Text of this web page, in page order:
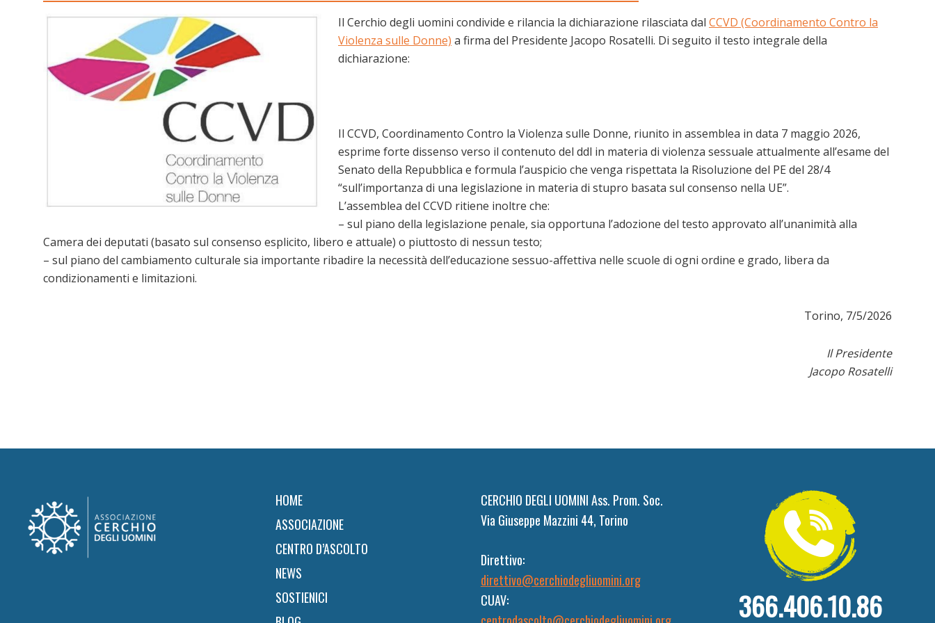
Il Cerchio degli uomini condivide e rilancia la dichiarazione rilasciata dal CCVD (Coordinamento Contro la
Violenza sulle Donne) a firma del Presidente Jacopo Rosatelli. Di seguito il testo integrale della
dichiarazione:
Il CCVD, Coordinamento Contro la Violenza sulle Donne, riunito in assemblea in data 7 maggio 2026,
esprime forte dissenso verso il contenuto del ddl in materia di violenza sessuale attualmente all’esame del
Senato della Repubblica e formula l’auspicio che venga rispettata la Risoluzione del PE del 28/4
“sull’importanza di una legislazione in materia di stupro basata sul consenso nella UE”.
L’assemblea del CCVD ritiene inoltre che:
– sul piano della legislazione penale, sia opportuna l’adozione del testo approvato all’unanimità alla
Camera dei deputati (basato sul consenso esplicito, libero e attuale) o piuttosto di nessun testo;
– sul piano del cambiamento culturale sia importante ribadire la necessità dell’educazione sessuo-affettiva nelle scuole di ogni ordine e grado, libera da
condizionamenti e limitazioni.
Torino, 7/5/2026
Il Presidente
Jacopo Rosatelli
Footer
HOME
ASSOCIAZIONE
CENTRO D’ASCOLTO
NEWS
SOSTIENICI
CERCHIO DEGLI UOMINI Ass. Prom. Soc.
Via Giuseppe Mazzini 44, Torino
Direttivo:
direttivo@cerchiodegliuomini.org
CUAV:
366.406.10.86